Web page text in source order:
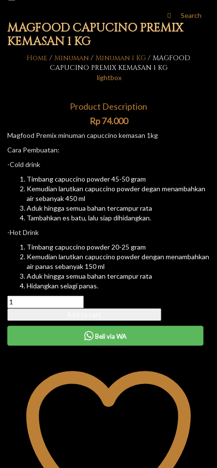
Search
MAGFOOD CAPUCINO PREMIX
KEMASAN 1 KG
Home / Minuman / Minuman 1 KG / MAGFOOD
CAPUCINO PREMIX KEMASAN 1 KG
lightbox
Product Description
Rp74.000
Magfood Premix minuman capuccino kemasan 1kg
Cara Pembuatan:
-Cold drink
Timbang capuccino powder 45-50 gram
Kemudian larutkan capuccino powder degan menambahkan
air sebanyak 450 ml
Aduk hingga semua bahan tercampur rata
Tambahkan es batu, lalu siap dihidangkan.
-Hot Drink
Timbang capuccino powder 20-25 gram
Kemudian larutkan capuccino powder dengan menambahkan
air panas sebanyak 150 ml
Aduk hingga semua bahan tercampur rata
Hidangkan selagi panas.
Beli via WA